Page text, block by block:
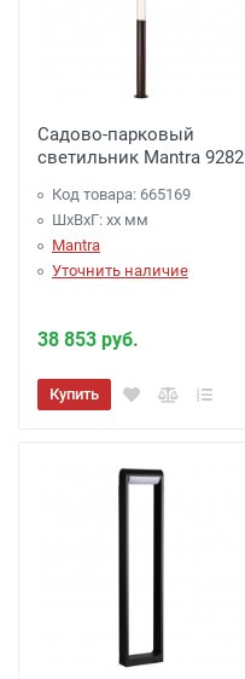
Садово-парковый
светильник Mantra 9282
Код товара: 665169
ШхВхГ: xx мм
Mantra
Уточнить наличие
38 853 руб.
Купить